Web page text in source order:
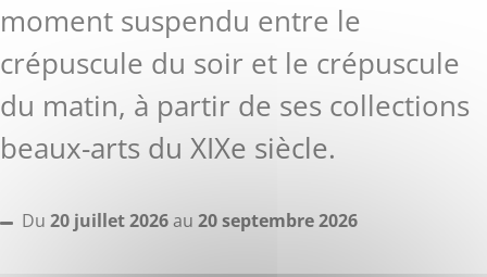
moment suspendu entre le
crépuscule du soir et le crépuscule
du matin, à partir de ses collections
beaux-arts du XIXe siècle.
Du 20 juillet 2026au 20 septembre 2026